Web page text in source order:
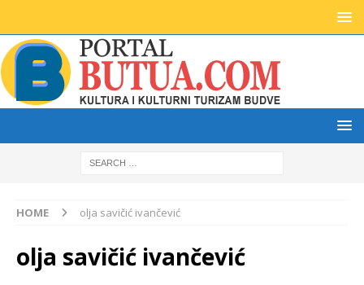
HOME olja savičić ivančević
olja savičić ivančević